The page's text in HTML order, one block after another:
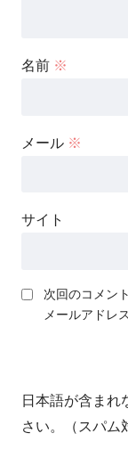
名前 ※
メール ※
サイト
次回のコメン
メールアドレ
日本語が含まれ
さい。（スパム